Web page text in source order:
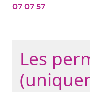
07 07 57
Les